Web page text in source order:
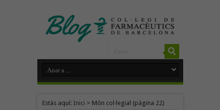
Estàs aquí: Inici > Món col·legial (pàgina 22)